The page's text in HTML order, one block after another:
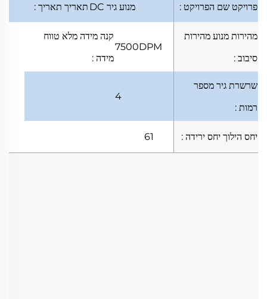
פרויקט שם הפרויקט : מנוע גיר DC תאריך תאריך :
מהירות מנוע מהירות
סיבוב :
7500DPM
קנה מידה מלא טווח
מידה :
שרשרת גיר מספר
רמות :
4
יחס הילוך יחס ירידה :
61